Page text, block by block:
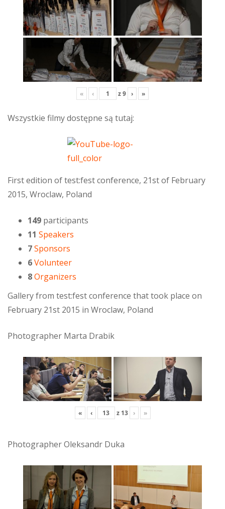
« ‹ z9 › »
Wszystkie filmy dostępne są tutaj:
First edition of test:fest conference, 21st of February
2015, Wroclaw, Poland
149 participants
11 Speakers
7Sponsors
6Volunteer
8Organizers
Gallery from test:fest conference that took place on
February 21st 2015 in Wroclaw, Poland
Photographer Marta Drabik
« ‹ z 13 › »
Photographer Oleksandr Duka